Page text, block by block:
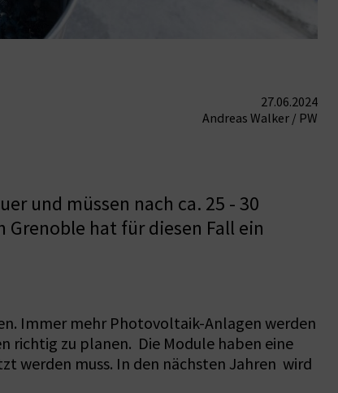
27.06.2024
Andreas Walker / PW
und müssen nach ca. 25 - 30
hat für diesen Fall ein
Immer mehr Photovoltaik-Anlagen werden
richtig zu planen. Die Module haben eine
werden muss. In den nächsten Jahren wird